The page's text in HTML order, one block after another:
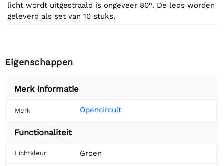
licht wordt uitgestraald is ongeveer 80°. De leds worden
geleverd als set van 10 stuks.
Eigenschappen
Merk informatie
Merk Opencircuit
Functionaliteit
Lichtkleur Groen